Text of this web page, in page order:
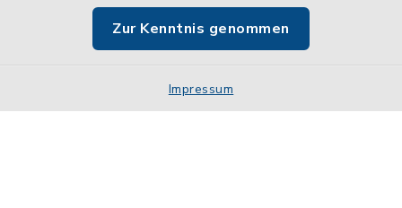
Zur Kenntnis genommen
Impressum
Impressum
Sitemap